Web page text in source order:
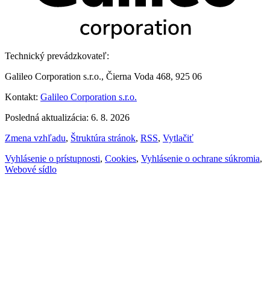
Technický prevádzkovateľ:
Galileo Corporation s.r.o., Čierna Voda 468, 925 06
Kontakt: Galileo Corporation s.r.o.
Posledná aktualizácia: 6. 8. 2026
Zmena vzhľadu, Štruktúra stránok, RSS, Vytlačiť
Vyhlásenie o prístupnosti, Cookies, Vyhlásenie o ochrane súkromia,
Webové sídlo